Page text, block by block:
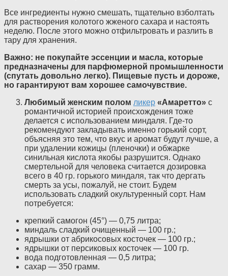
Все ингредиенты нужно смешать, тщательно взболтать
для растворения колотого жженого сахара и настоять
неделю. После этого можно отфильтровать и разлить в
тару для хранения.
Важно: не покупайте эссенции и масла, которые
предназначены для парфюмерной промышленности
(спутать довольно легко). Пищевые пусть и дороже,
но гарантируют вам хорошее самочувствие.
Любимый женским полом ликер «Амаретто» с
романтичной историей происхождения тоже
делается с использованием миндаля. Где-то
рекомендуют закладывать именно горький сорт,
объясняя это тем, что вкус и аромат будут лучше, а
при удалении кожицы (пленочки) и обжарке
синильная кислота якобы разрушится. Однако
смертельной для человека считается дозировка
всего в 40 гр. горького миндаля, так что дергать
смерть за усы, пожалуй, не стоит. Будем
использовать сладкий окультуренный сорт. Нам
потребуется:
крепкий самогон (45°) — 0,75 литра;
миндаль сладкий очищенный — 100 гр.;
ядрышки от абрикосовых косточек — 100 гр.;
ядрышки от персиковых косточек — 100 гр.
вода подготовленная — 0,5 литра;
сахар — 350 грамм.